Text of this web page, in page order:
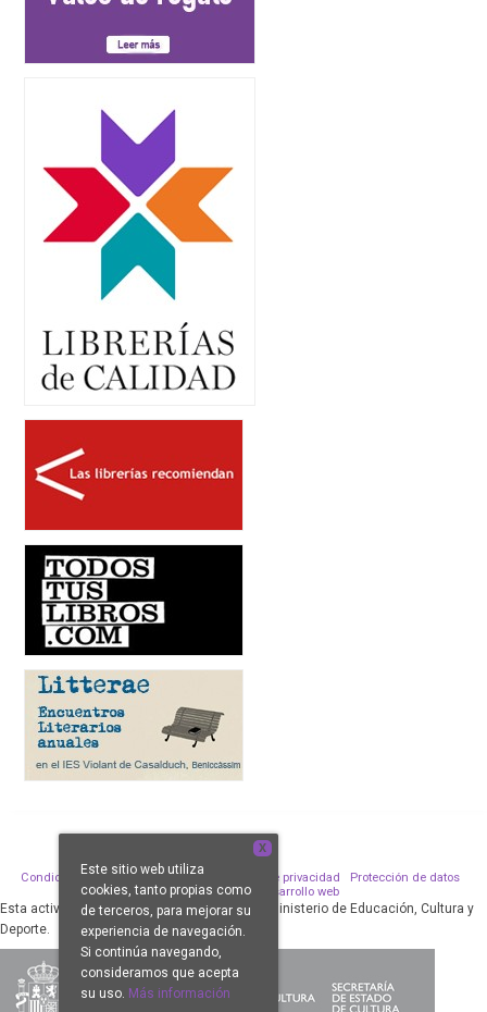
Condiciones de venta Aviso legal Política de privacidad
Protección de datos
Política de Cookies
Desarrollo web
Esta actividad ha sido subvencionada por el Ministerio de Educación, Cultura y
Deporte.
X
Este sitio web utiliza
cookies, tanto propias como
de terceros, para mejorar su
experiencia de navegación.
Si continúa navegando,
consideramos que acepta
su uso. Más información